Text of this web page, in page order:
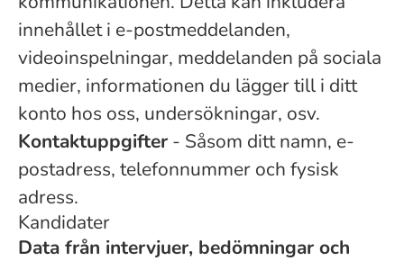
innehållet i e-postmeddelanden,
videoinspelningar, meddelanden på sociala
medier, informationen du lägger till i ditt
konto hos oss, undersökningar, osv.
Kontaktuppgifter- Såsom ditt namn, e-
postadress, telefonnummer och fysisk
adress.
Kandidater
Data från intervjuer, bedömningar och